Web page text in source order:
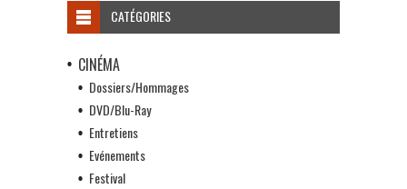
CATÉGORIES
CINÉMA
Dossiers/Hommages
DVD/Blu-Ray
Entretiens
Evénements
Festival